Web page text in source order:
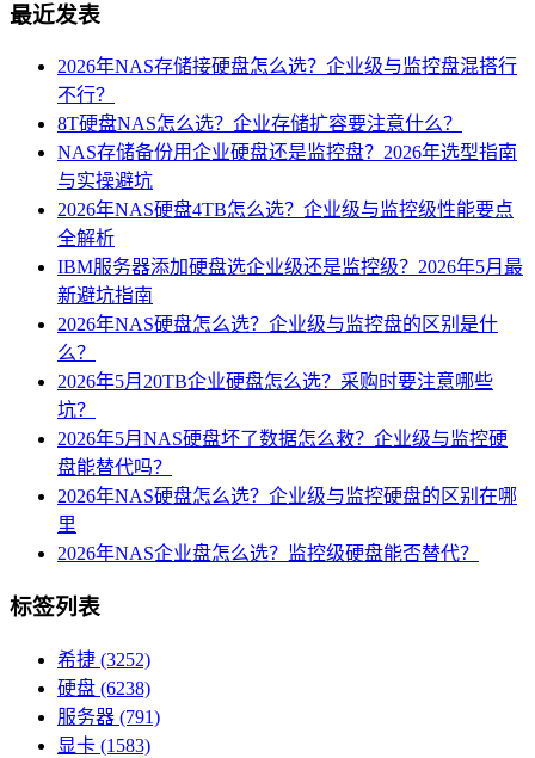
最近发表
2026年NAS存储接硬盘怎么选？企业级与监控盘混搭行
不行？
8T硬盘NAS怎么选？企业存储扩容要注意什么？
NAS存储备份用企业硬盘还是监控盘？2026年选型指南
与实操避坑
2026年NAS硬盘4TB怎么选？企业级与监控级性能要点
全解析
IBM服务器添加硬盘选企业级还是监控级？2026年5月最
新避坑指南
2026年NAS硬盘怎么选？企业级与监控盘的区别是什
么？
2026年5月20TB企业硬盘怎么选？采购时要注意哪些
坑？
2026年5月NAS硬盘坏了数据怎么救？企业级与监控硬
盘能替代吗？
2026年NAS硬盘怎么选？企业级与监控硬盘的区别在哪
里
2026年NAS企业盘怎么选？监控级硬盘能否替代？
标签列表
希捷 (3252)
硬盘 (6238)
服务器 (791)
显卡 (1583)